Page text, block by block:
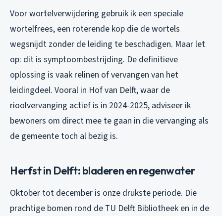
Voor wortelverwijdering gebruik ik een speciale
wortelfrees, een roterende kop die de wortels
wegsnijdt zonder de leiding te beschadigen. Maar let
op: dit is symptoombestrijding. De definitieve
oplossing is vaak relinen of vervangen van het
leidingdeel. Vooral in Hof van Delft, waar de
rioolvervanging actief is in 2024-2025, adviseer ik
bewoners om direct mee te gaan in die vervanging als
de gemeente toch al bezig is.
Herfst in Delft: bladeren en regenwater
Oktober tot december is onze drukste periode. Die
prachtige bomen rond de TU Delft Bibliotheek en in de